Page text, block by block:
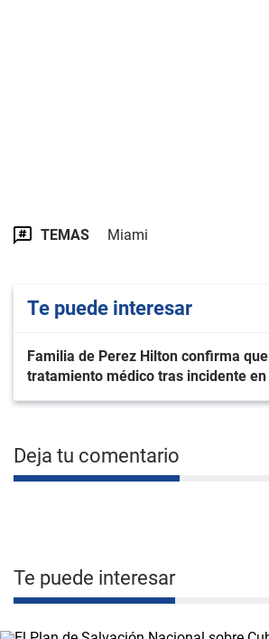
TEMAS Miami
Te puede interesar
Familia de Perez Hilton confirma
tratamiento médico tras incidente en
Deja tu comentario
Te puede interesar